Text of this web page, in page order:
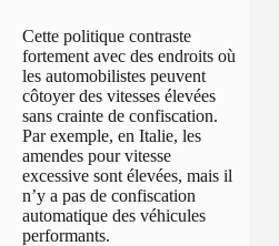
Cette politique contraste
fortement avec des endroits où
les automobilistes peuvent
côtoyer des vitesses élevées
sans crainte de confiscation.
Par exemple, en Italie, les
amendes pour vitesse
excessive sont élevées, mais il
n’y a pas de confiscation
automatique des véhicules
performants.